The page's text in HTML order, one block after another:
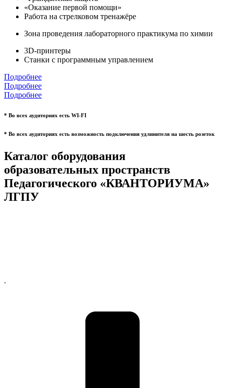
«Оказание первой помощи»
Работа на стрелковом тренажёре
Зона проведения лабораторного практикума по химии
3D-принтеры
Станки с программным управлением
Подробнее
Подробнее
Подробнее
* Во всех аудиториях есть WI-FI
* Во всех аудиториях есть возможность подключения удлинителя на шесть розеток
Каталог оборудования
образовательных пространств
Педагогического «КВАНТОРИУМА»
ЛГПУ
.